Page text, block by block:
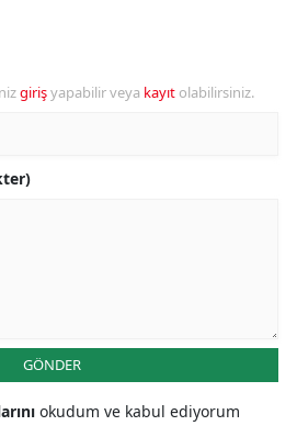
girişyapabilir veya kayıt olabilirsiniz.
GÖNDER
okudum ve kabul ediyorum